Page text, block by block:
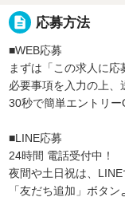
description 応募方法
■WEB応募
まずは「この求人に応
必要事項を入力の上、
30秒で簡単エントリー
■LINE応募
24時間 電話受付中！
夜間や土日祝は、LINE
「友だち追加」ボタ